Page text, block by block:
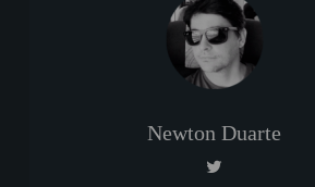
Newton Duarte